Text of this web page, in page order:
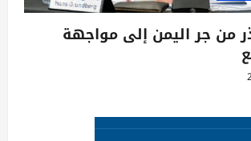
من جر اليمن إلى مواجهة